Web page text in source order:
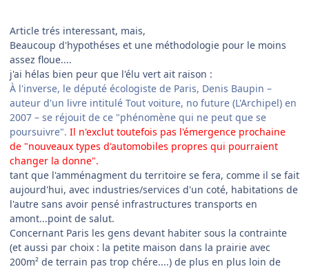
Article trés interessant, mais,
Beaucoup d'hypothéses et une méthodologie pour le moins
assez floue....
j'ai hélas bien peur que l'élu vert ait raison :
À l'inverse, le député écologiste de Paris, Denis Baupin –
auteur d'un livre intitulé Tout voiture, no future (L'Archipel) en
2007 – se réjouit de ce "phénomène qui ne peut que se
poursuivre". Il n'exclut toutefois pas l'émergence prochaine
de "nouveaux types d'automobiles propres qui pourraient
changer la donne".
tant que l'amménagment du territoire se fera, comme il se fait
aujourd'hui, avec industries/services d'un coté, habitations de
l'autre sans avoir pensé infrastructures transports en
amont...point de salut.
Concernant Paris les gens devant habiter sous la contrainte
(et aussi par choix : la petite maison dans la prairie avec
200m² de terrain pas trop chére....) de plus en plus loin de